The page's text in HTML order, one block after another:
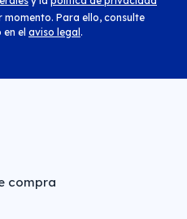
momento. Para ello, consulte
el aviso legal .
compra